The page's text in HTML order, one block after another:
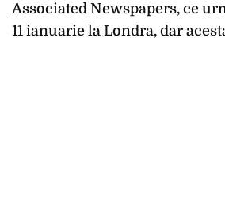
Associated Newspapers, ce
11 ianuarie la Londra, dar